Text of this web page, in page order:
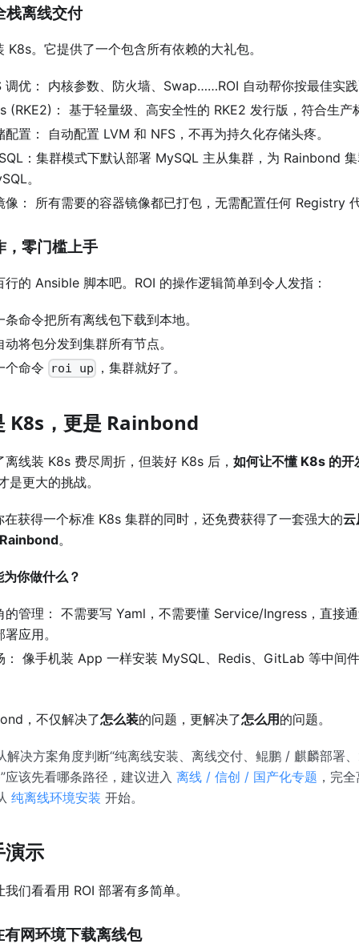
栈离线交付
K8s。它提供了一个包含所有依赖的大礼包。
调优： 内核参数、防火墙、Swap……ROI 自动帮你按最佳实
(RKE2)： 基于轻量级、高安全性的 RKE2 发行版，符合生产
配置： 自动配置 LVM 和 NFS，不再为持久化存储头疼。
：集群模式下默认部署 MySQL 主从集群，为 Rainbond
。
像： 所有需要的容器镜像都已打包，无需配置任何 Registry
，零门槛上手
行的 Ansible 脚本吧。ROI 的操作逻辑简单到令人发指：
条命令把所有离线包下载到本地。
动将包分发到集群所有节点。
个命令
roi up ，集群就好了。
K8s，更是 Rainbond
离线装 K8s 费尽周折，但装好 K8s 后， 如何让不懂 K8s 的开
是更大的挑战。
在获得一个标准 K8s 集群的同时，还免费获得了一套强大的云
。
你做什么？
的管理： 不需要写 Yaml，不需要懂 Service/Ingress，直接
应用。
： 像手机装 App 一样安装 MySQL、Redis、GitLab 等中间
，不仅解决了怎么装的问题，更解决了怎么用 的问题。
解决方案角度判断“纯离线安装、离线交付、鲲鹏 / 麒麟部署
应该先看哪条路径，建议进入 离线 / 信创 / 国产化专题 ，完
纯离线环境安装 开始。
演示
们看看用 ROI 部署有多简单。
网环境下载离线包